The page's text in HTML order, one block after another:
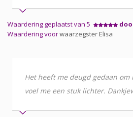
Waardering geplaatst van 5
Waardering voorwaarzegster Elisa
Het heeft me deugd gedaan
voel me een stuk lichter.